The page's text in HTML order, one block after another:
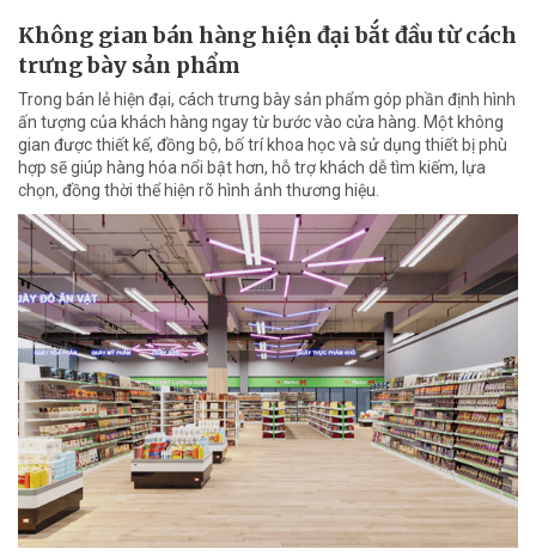
Không gian bán hàng hiện đại bắt đầu từ cách
trưng bày sản phẩm
Trong bán lẻ hiện đại, cách trưng bày sản phẩm góp phần định hình
ấn tượng của khách hàng ngay từ bước vào cửa hàng. Một không
gian được thiết kế, đồng bộ, bố trí khoa học và sử dụng thiết bị phù
hợp sẽ giúp hàng hóa nổi bật hơn, hỗ trợ khách dễ tìm kiếm, lựa
chọn, đồng thời thể hiện rõ hình ảnh thương hiệu.